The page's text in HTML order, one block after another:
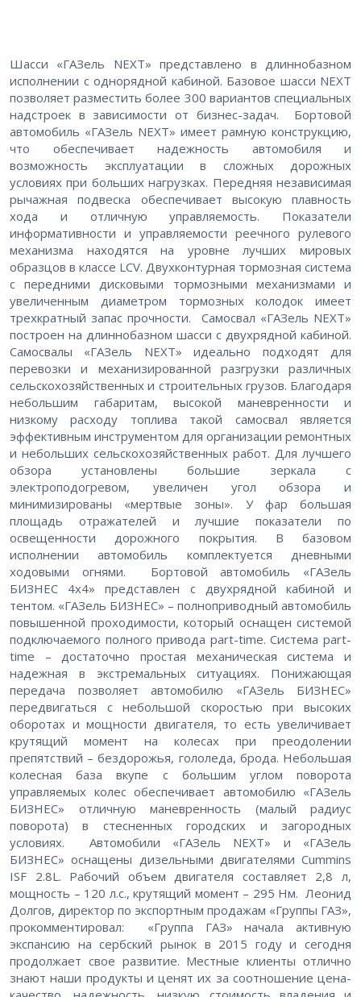
Шасси «ГАЗель NEXT» представлено в длиннобазном
исполнении с однорядной кабиной. Базовое шасси NEXT
позволяет разместить более 300 вариантов специальных
надстроек в зависимости от бизнес-задач. Бортовой
автомобиль «ГАЗель NEXT» имеет рамную конструкцию,
что обеспечивает надежность автомобиля и
возможность эксплуатации в сложных дорожных
условиях при больших нагрузках. Передняя независимая
рычажная подвеска обеспечивает высокую плавность
хода и отличную управляемость. Показатели
информативности и управляемости реечного рулевого
механизма находятся на уровне лучших мировых
образцов в классе LCV. Двухконтурная тормозная система
с передними дисковыми тормозными механизмами и
увеличенным диаметром тормозных колодок имеет
трехкратный запас прочности. Самосвал «ГАЗель NEXT»
построен на длиннобазном шасси с двухрядной кабиной.
Самосвалы «ГАЗель NEXT» идеально подходят для
перевозки и механизированной разгрузки различных
сельскохозяйственных и строительных грузов. Благодаря
небольшим габаритам, высокой маневренности и
низкому расходу топлива такой самосвал является
эффективным инструментом для организации ремонтных
и небольших сельскохозяйственных работ. Для лучшего
обзора установлены большие зеркала с
электроподогревом, увеличен угол обзора и
минимизированы «мертвые зоны». У фар большая
площадь отражателей и лучшие показатели по
освещенности дорожного покрытия. В базовом
исполнении автомобиль комплектуется дневными
ходовыми огнями. Бортовой автомобиль «ГАЗель
БИЗНЕС 4х4» представлен с двухрядной кабиной и
тентом. «ГАЗель БИЗНЕС» – полноприводный автомобиль
повышенной проходимости, который оснащен системой
подключаемого полного привода part-time. Система part-
time – достаточно простая механическая система и
надежная в экстремальных ситуациях. Понижающая
передача позволяет автомобилю «ГАЗель БИЗНЕС»
передвигаться с небольшой скоростью при высоких
оборотах и мощности двигателя, то есть увеличивает
крутящий момент на колесах при преодолении
препятствий – бездорожья, гололеда, брода. Небольшая
колесная база вкупе с большим углом поворота
управляемых колес обеспечивает автомобилю «ГАЗель
БИЗНЕС» отличную маневренность (малый радиус
поворота) в стесненных городских и загородных
условиях. Автомобили «ГАЗель NEXT» и «ГАЗель
БИЗНЕС» оснащены дизельными двигателями Cummins
ISF 2.8L. Рабочий объем двигателя составляет 2,8 л,
мощность – 120 л.с., крутящий момент – 295 Нм. Леонид
Долгов, директор по экспортным продажам «Группы ГАЗ»,
прокомментировал: «Группа ГАЗ» начала активную
экспансию на сербский рынок в 2015 году и сегодня
продолжает свое развитие. Местные клиенты отлично
знают наши продукты и ценят их за соотношение цена-